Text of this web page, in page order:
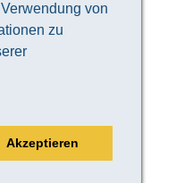
von
zu
Akzeptieren